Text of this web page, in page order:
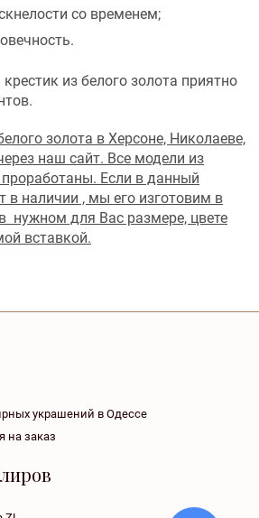
со временем;
из белого золота приятно
золота в Херсоне, Николаеве,
наш сайт. Все модели из
Если в данный
в наличии , мы его изготовим в
нужном для Вас размере, цвете
вставкой.
украшений в Одессе
на заказ